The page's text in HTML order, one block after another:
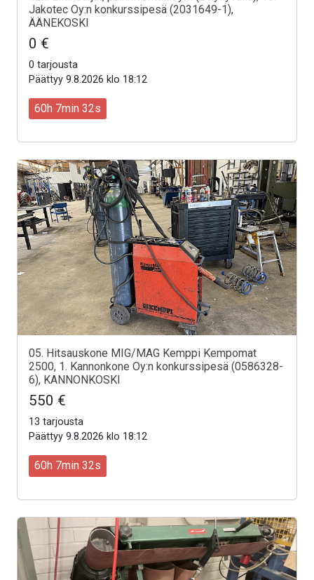
Jakotec Oy:n konkurssipesä (2031649-1),
ÄÄNEKOSKI
0 €
0 tarjousta
Päättyy 9.8.2026 klo 18:12
60h 7min 30s
05. Hitsauskone MIG/MAG Kemppi Kempomat
2500, 1. Kannonkone Oy:n konkurssipesä (0586328-
6), KANNONKOSKI
550 €
13 tarjousta
Päättyy 9.8.2026 klo 18:12
60h 7min 30s